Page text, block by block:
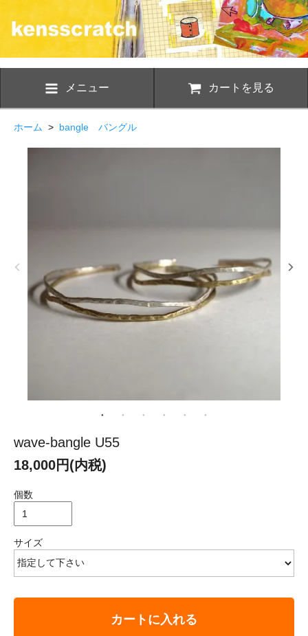
メニュー カートを見る
ホーム > bangle バングル
wave-bangle U55
18,000円(内税)
個数
サイズ
カートに入れる